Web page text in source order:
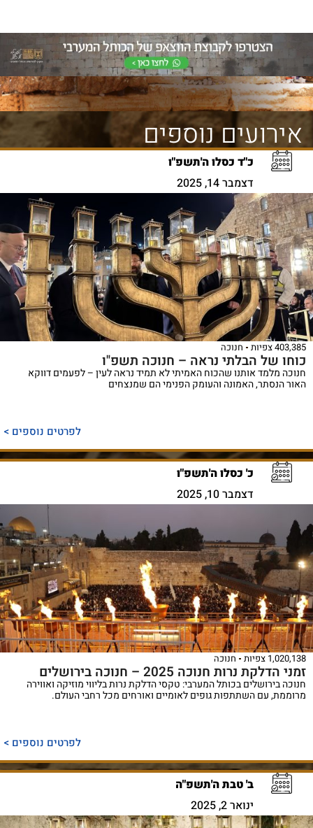
אירועים נוספים
כ"ד כסלו ה'תשפ"ו
דצמבר 14, 2025
403,385 צפיות חנוכה
כוחו של הבלתי נראה – חנוכה תשפ"ו
חנוכה מלמד אותנו שהכוח האמיתי לא תמיד נראה לעין – לפעמים דווקא
האור הנסתר, האמונה והעומק הפנימי הם שמנצחים
לפרטים נוספים >
כ' כסלו ה'תשפ"ו
דצמבר 10, 2025
1,020,138 צפיות חנוכה
זמני הדלקת נרות חנוכה 2025 – חנוכה בירושלים
חנוכה בירושלים בכותל המערבי: טקסי הדלקת נרות בליווי מוזיקה ואווירה
מרוממת, עם השתתפות גופים לאומיים ואורחים מכל רחבי העולם.
לפרטים נוספים >
ב' טבת ה'תשפ"ה
ינואר 2, 2025